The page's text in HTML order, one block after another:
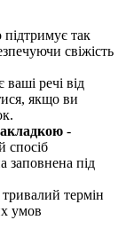
так
свіжість
речі від
якщо ви
-
спосіб
заповнена під
термін
умов